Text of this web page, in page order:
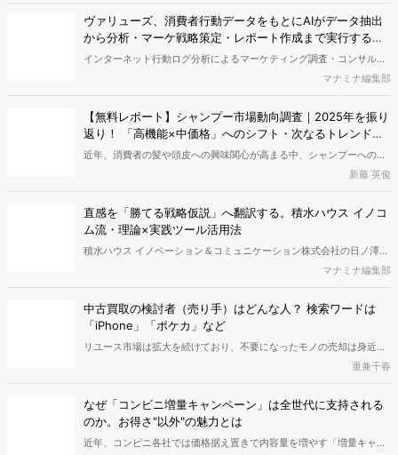
「教育」市場調査 市場調査 Dockpit
キャリア
データマーケティング
競合調査 競合分析
市場調査
Zoom 録画
セグメンテーション トレンド調査
関連する投稿
ヴァリューズ、消費者行動データをもとにAIがデータ抽出
「Dockpit AIエージェント」を提供開始
インターネット行動ログ分析によるマーケティング調査・コンサルテ
ィングサービスを提供する株式会社ヴァリューズは、国内最大規模
250万人のWeb行動ログデータを基盤としたマーケティングリサーチ
エンジン「Dockpit（ドックピット）」の新機能として、AIが市場分
析から仮説構築、レポート作成までを自律的にサポートする
「Dockpit AIエージェント」の提供を開始いたしました。
【無料レポート】シャンプー市場動向調査｜2025年を振り
兆し
近年、消費者の髪や頭皮への興味関心が高まる中、シャンプーへの支
出額は増加傾向にあります。本レポートでは、独自のWeb行動ログデ
ータをもとに2025年のシャンプー市場を分析しました。その結果、
検討段階において、高い外部評価（口コミやベストコスメ受賞など）
と優れた機能性を両立した「中価格帯の新興ブランド」へ支持がシフ
トしている実態が明らかとなりました。また、長年の実績とステータ
スを誇る高価格帯ブランドも根強い支持を集めています。さらに次な
るトレンドとして、香りの変化や、タイパ・衛生面に優れる「吊り下
直感を「勝てる戦略仮説」へ翻訳する。積水ハウス イノコ
積水ハウス イノベーション＆コミュニケーション株式会社の日ノ澤恵
莉氏と株式会社ヴァリューズ取締役副社長・後藤賢治が対談。日ノ澤
氏が提唱する5Sフレームワークとその実践について語り合いました。